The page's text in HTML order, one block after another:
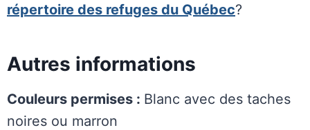
répertoire des refuges du Québec?
Autres informations
Couleurs permises : Blanc avec des taches
noires ou marron